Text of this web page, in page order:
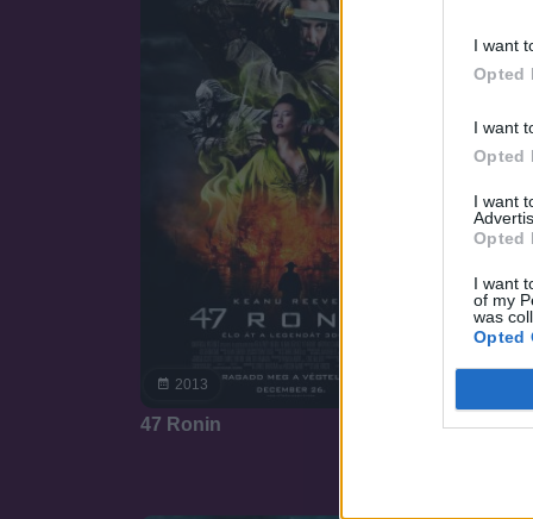
I want
Opted
I want
Opted
I want
Opted
I want
of my
was
Opted
2013
47 Ronin Az